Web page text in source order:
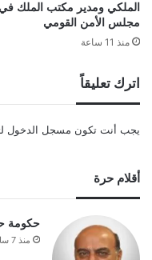
الملكي ومدير مكتب الملك في
مجلس الأمن القومي
منذ 11 ساعة
اترك تعليقاً
يجب أنت تكون مسجل الدخول
أقلام حرة
حكومة
منذ 7 ساعات